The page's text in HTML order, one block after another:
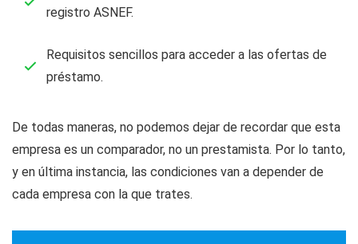
registro ASNEF.
Requisitos sencillos para acceder a las ofertas de
préstamo.
De todas maneras, no podemos dejar de recordar que esta
empresa es un comparador, no un prestamista. Por lo tanto,
y en última instancia, las condiciones van a depender de
cada empresa con la que trates.